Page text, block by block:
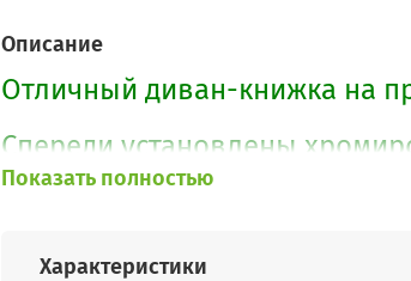
Описание
Отличный диван-книжка на
Спереди установлены
Имеется большой ящик для
ровное спальное место.
Показать полностью
Характеристики